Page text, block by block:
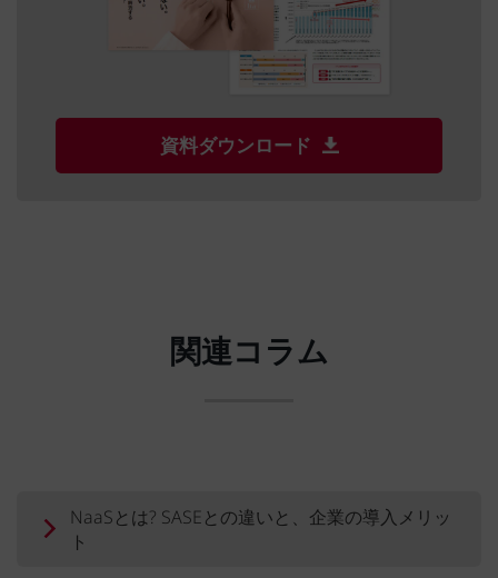
資料ダウンロード
関連コラム
NaaSとは? SASEとの違いと、企業の導入メリッ
ト